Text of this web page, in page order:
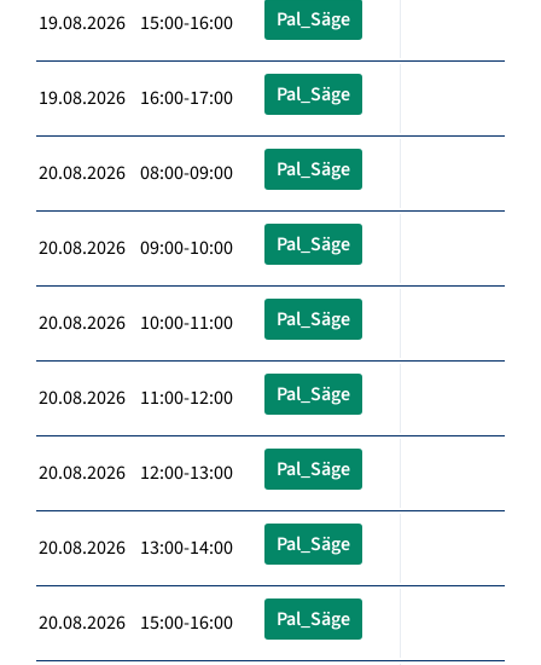
19.08.2026 15:00-16:00 Pal_Säge
19.08.2026 16:00-17:00 Pal_Säge
20.08.2026 08:00-09:00 Pal_Säge
20.08.2026 09:00-10:00 Pal_Säge
20.08.2026 10:00-11:00 Pal_Säge
20.08.2026 11:00-12:00 Pal_Säge
20.08.2026 12:00-13:00 Pal_Säge
20.08.2026 13:00-14:00 Pal_Säge
20.08.2026 15:00-16:00 Pal_Säge